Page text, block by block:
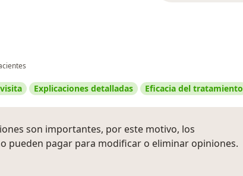
Explicaciones detalladas Eficacia del tratamiento
son importantes, por este motivo, los
pueden pagar para modificar o eliminar opiniones.